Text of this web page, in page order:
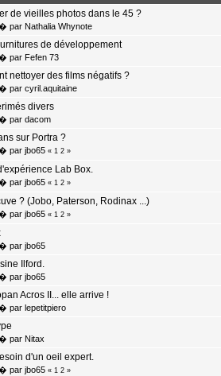
de vieilles photos dans le 45 ?
par Nathalia Whynote
de développement
par Fefen 73
nettoyer des films négatifs ?
par cyril.aquitaine
divers
par dacom
sur Portra ?
par jbo65 « 1 2 »
Lab Box.
par jbo65 « 1 2 »
? (Jobo, Paterson, Rodinax ...)
par jbo65 « 1 2 »
par jbo65
Ilford.
par jbo65
Acros II... elle arrive !
par lepetitpiero
par Nitax
d'un oeil expert.
par jbo65 « 1 2 »